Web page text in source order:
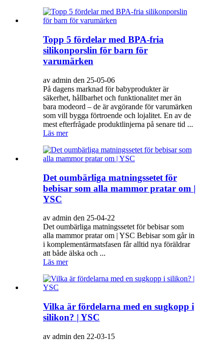
Topp 5 fördelar med BPA-fria
silikonporslin för barn för
varumärken
av admin den 25-05-06
På dagens marknad för babyprodukter är
säkerhet, hållbarhet och funktionalitet mer än
bara modeord – de är avgörande för varumärken
som vill bygga förtroende och lojalitet. En av de
mest efterfrågade produktlinjerna på senare tid ...
Läs mer
Det oumbärliga matningssetet för
bebisar som alla mammor pratar om |
YSC
av admin den 25-04-22
Det oumbärliga matningssetet för bebisar som
alla mammor pratar om | YSC Bebisar som går in
i komplementärmatsfasen får alltid nya föräldrar
att både älska och ...
Läs mer
Vilka är fördelarna med en sugkopp i
silikon? | YSC
av admin den 22-03-15